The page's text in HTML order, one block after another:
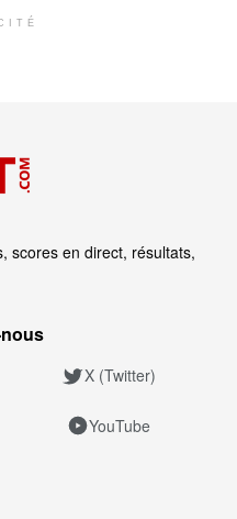
scores en direct, résultats,
X (Twitter)
YouTube